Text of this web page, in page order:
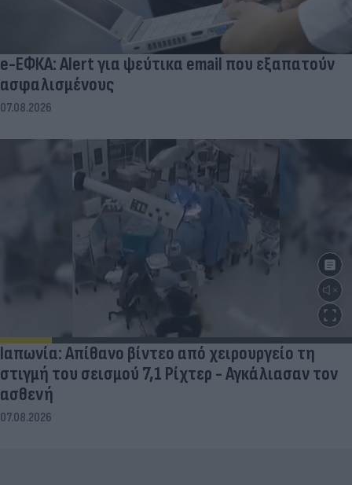
e-ΕΦΚΑ: Alert για ψεύτικα email που εξαπατούν
ασφαλισμένους
07.08.2026
Ιαπωνία: Απίθανο βίντεο από χειρουργείο τη
στιγμή του σεισμού 7,1 Ρίχτερ - Αγκάλιασαν τον
ασθενή
07.08.2026